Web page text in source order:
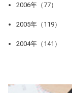
2006年（77）
2005年（119）
2004年（141）